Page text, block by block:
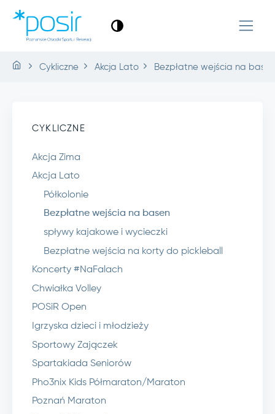
Cykliczne Akcja Lato Bezpłatne wejścia na
CYKLICZNE
Akcja Zima
Akcja Lato
Półkolonie
Bezpłatne wejścia na basen
spływy kajakowe i wycieczki
Bezpłatne wejścia na korty do pickleball
Koncerty #NaFalach
Chwiałka Volley
POSiR Open
Igrzyska dzieci i młodzieży
Sportowy Zajączek
Spartakiada Seniorów
Pho3nix Kids Półmaraton/Maraton
Poznań Maraton